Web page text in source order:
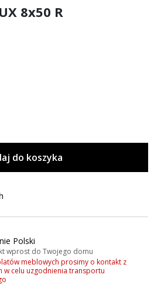
8x50 R
do koszyka
Polski
wprost do Twojego domu
meblowych prosimy o kontakt z
w celu uzgodnienia transportu